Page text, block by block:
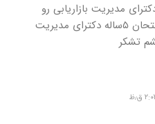
مدیریت بازاریابی رو
برای من میل کنید وسوالات امتحان ۵ساله دکترای مدیریت
تشکر